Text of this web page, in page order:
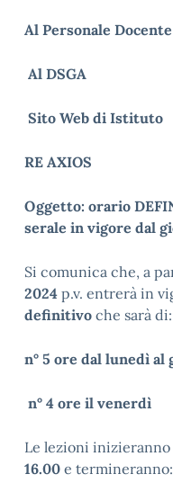
Al Personale
Al DSGA
Sito Web di Istituto
RE AXIOS
Oggetto: orario
serale in vigore dal
Si comunica che, a
2024 p.v. entrerà in
definitivo che sarà di:
n° 5 ore dal lunedì al
n° 4 ore il venerdì
Le lezioni
16.00 e termineranno: